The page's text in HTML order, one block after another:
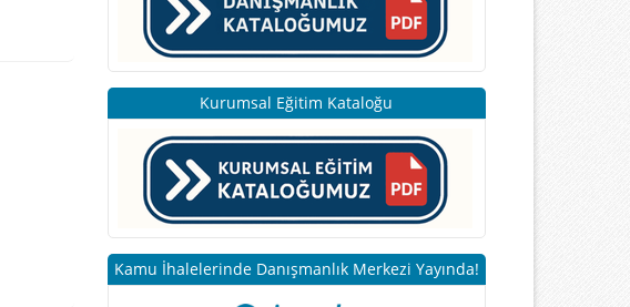
Kurumsal Eğitim Kataloğu
Kamu İhalelerinde Danışmanlık Merkezi Yayında!